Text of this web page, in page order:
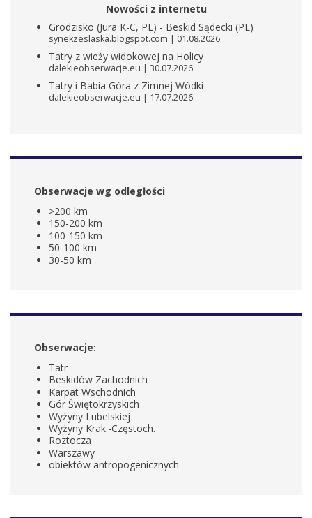
Nowości z internetu
Grodzisko (Jura K-C, PL) - Beskid Sądecki (PL)
synekzeslaska.blogspot.com 01.08.2026
Tatry z wieży widokowej na Holicy
dalekieobserwacje.eu 30.07.2026
Tatry i Babia Góra z Zimnej Wódki
dalekieobserwacje.eu 17.07.2026
Obserwacje wg odległości
>200 km
150-200 km
100-150 km
50-100 km
30-50 km
Obserwacje:
Tatr
Beskidów Zachodnich
Karpat Wschodnich
Gór Świętokrzyskich
Wyżyny Lubelskiej
Wyżyny Krak.-Częstoch.
Roztocza
Warszawy
obiektów antropogenicznych